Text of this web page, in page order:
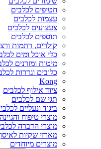
חטיפים לכלבים
עצמות לכלבים
צעצועים לכלבים
תוספים לכלבים
קולרים, רתמות
כלי אוכל ומים
מיטות ומזרנים
כלובים וגדרות
Kong
ציוד אילוף לכלבים
תגי שם לכלבים
ביגוד ונעליים
מוצרי טיפוח
מוצרי הדברה
מארזי שקיות
מוצרים מיוחדים